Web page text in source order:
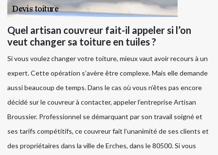
Quel artisan couvreur fait-il appeler si l’on
veut changer sa toiture en tuiles ?
Si vous voulez changer votre toiture, mieux vaut avoir recours à un
expert. Cette opération s’avère être complexe. Mais elle demande
aussi beaucoup de temps. Dans le cas où vous n’êtes pas encore
décidé sur le couvreur à contacter, appeler l’entreprise Artisan
Broussier. Professionnel se démarquant par son travail soigné et
ses tarifs compétitifs, ce couvreur fait l’unanimité de ses clients et
des propriétaires dans la ville de Erches, dans le 80500. Si vous